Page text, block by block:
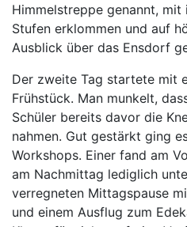
Himmelstreppe genannt, mit
Stufen erklommen und auf
Ausblick über das Ensdorf
Der zweite Tag startete mit
Frühstück. Man munkelt,
Schüler bereits davor die
nahmen. Gut gestärkt ging
Workshops. Einer fand am
am Nachmittag lediglich
verregneten Mittagspause
und einem Ausflug zum